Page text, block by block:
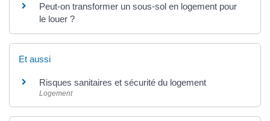
Peut-on transformer un sous-sol en logement pour
le louer ?
Et aussi
Risques sanitaires et sécurité du logement
Logement